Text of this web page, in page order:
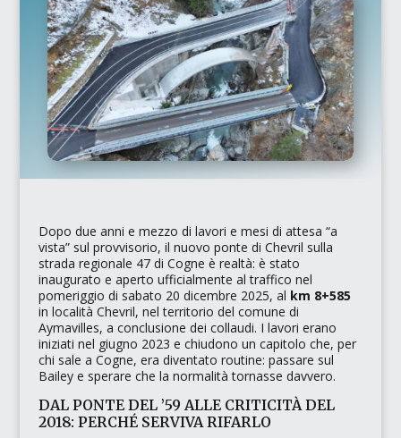
Dopo due anni e mezzo di lavori e mesi di attesa “a
vista”sul provvisorio, il nuovo ponte di Chevril sulla
strada regionale 47 di Cogne è realtà: è stato
inaugurato e aperto ufficialmente al traffico nel
pomeriggio di sabato 20 dicembre 2025, al km 8+585
in località Chevril, nel territorio del comune di
Aymavilles, a conclusione dei collaudi. I lavori erano
iniziati nel giugno 2023 e chiudono un capitolo che, per
chi sale a Cogne, era diventato routine: passare sul
Bailey e sperare che la normalità tornasse davvero.
DAL PONTE DEL ’59 ALLE CRITICITÀ DEL
2018: PERCHÉ SERVIVA RIFARLO